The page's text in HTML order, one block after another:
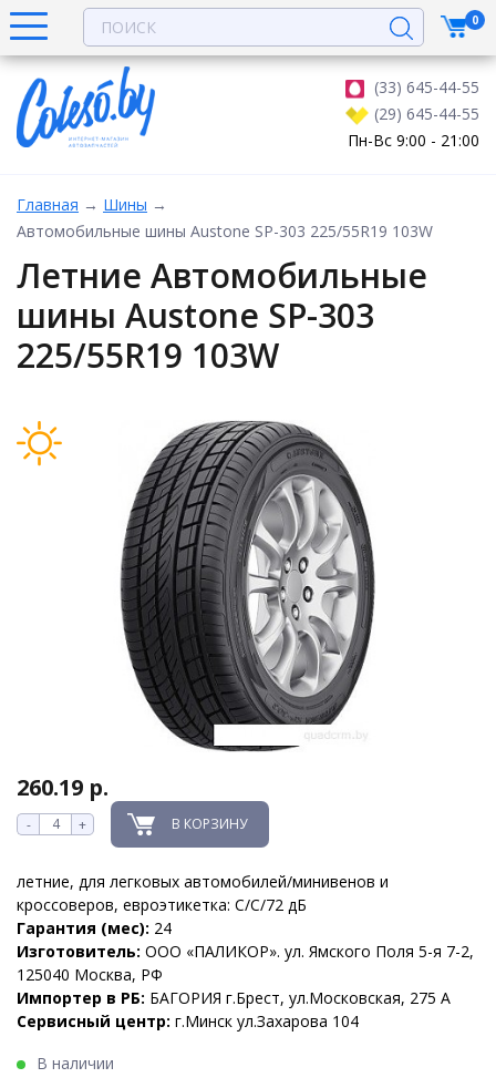
(33) 645-44-55
(29) 645-44-55
Пн-Вс 9:00 - 21:00
0
Главная → Шины →
Автомобильные шины Austone SP-303 225/55R19 103W
Летние Автомобильные
шины Austone SP-303
225/55R19 103W
260.19 р.
- + В КОРЗИНУ
летние, для легковых автомобилей/минивенов и
кроссоверов, евроэтикетка: C/C/72 дБ
Гарантия (мес): 24
Изготовитель: ООО «ПАЛИКОР». ул. Ямского Поля 5-я 7-2,
125040 Москва, РФ
Импортер в РБ: БАГОРИЯ г.Брест, ул.Московская, 275 А
Сервисный центр: г.Минск ул.Захарова 104
В наличии